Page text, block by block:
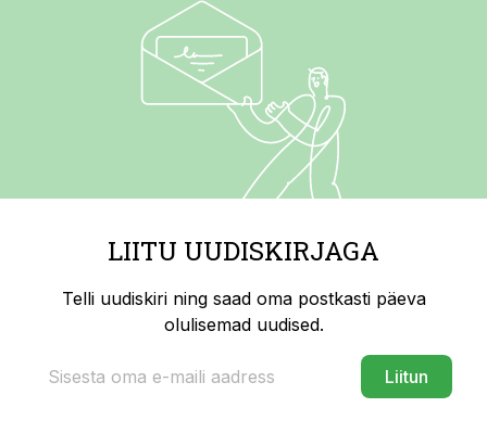
LIITU UUDISKIRJAGA
Telli uudiskiri ning saad oma postkasti päeva
olulisemad uudised.
Liitun